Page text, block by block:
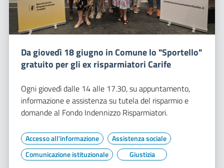
Da giovedì 18 giugno in Comune lo "Sportello"
gratuito per gli ex risparmiatori Carife
Ogni giovedì dalle 14 alle 17.30, su appuntamento,
informazione e assistenza su tutela del risparmio e
domande al Fondo Indennizzo Risparmiatori.
Accesso all'informazione
Assistenza sociale
Comunicazione istituzionale
Giustizia